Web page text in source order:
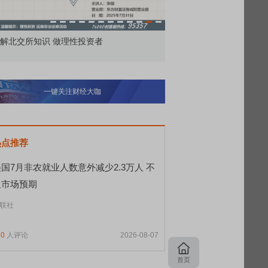
委托那么多种，究竟怎么用？
一键关注财经大咖
推荐
7月非农就业人数意外减少2.3万人 不
场预期
社
人评论 2026-08-07
首页